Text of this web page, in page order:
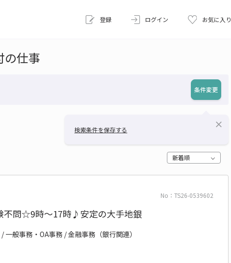
登録 ログイン お気に入り
の仕事
条件変更
検索条件を保存する
close
新着順
No：TS26-0539602
不問☆9時～17時♪安定の大手地銀
一般事務・OA事務 / 金融事務（銀行関連）